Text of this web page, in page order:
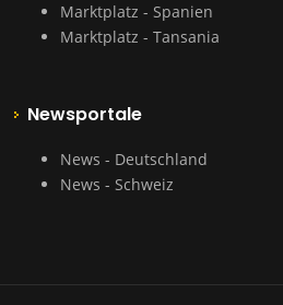
Marktplatz - Spanien
Marktplatz - Tansania
Newsportale
News - Deutschland
News - Schweiz